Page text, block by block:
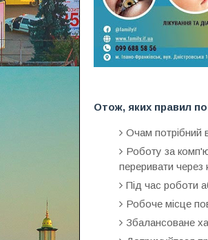
Отож, яких правил
Очам потрібний
Роботу за
переривати через
Під час роботи
Робоче місце
Збалансоване